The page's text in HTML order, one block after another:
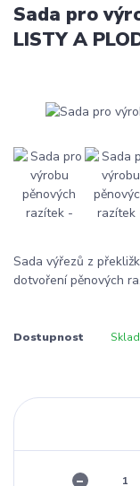
Sada pro
LISTY A
Sada výřezů z
dotvoření pěnových
Dostupnost